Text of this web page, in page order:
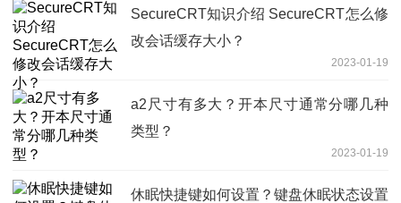
SecureCRT知识介绍 SecureCRT怎么修
改会话缓存大小？
2023-01-19
a2尺寸有多大？开本尺寸通常分哪几种
类型？
2023-01-19
休眠快捷键如何设置？键盘休眠状态设置